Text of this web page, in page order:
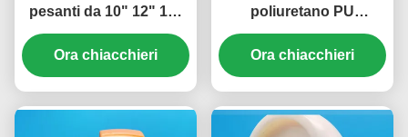
pesanti da 10" 12" 14"
20" Supper Extra Heavy
Duty con freno in
acciaio e cuscinetti
Ora chiacchieri
poliuretano PU
Cuscinetti a sfera da 8"
di piastra ruote di porta
da movimento
Ora chiacchieri